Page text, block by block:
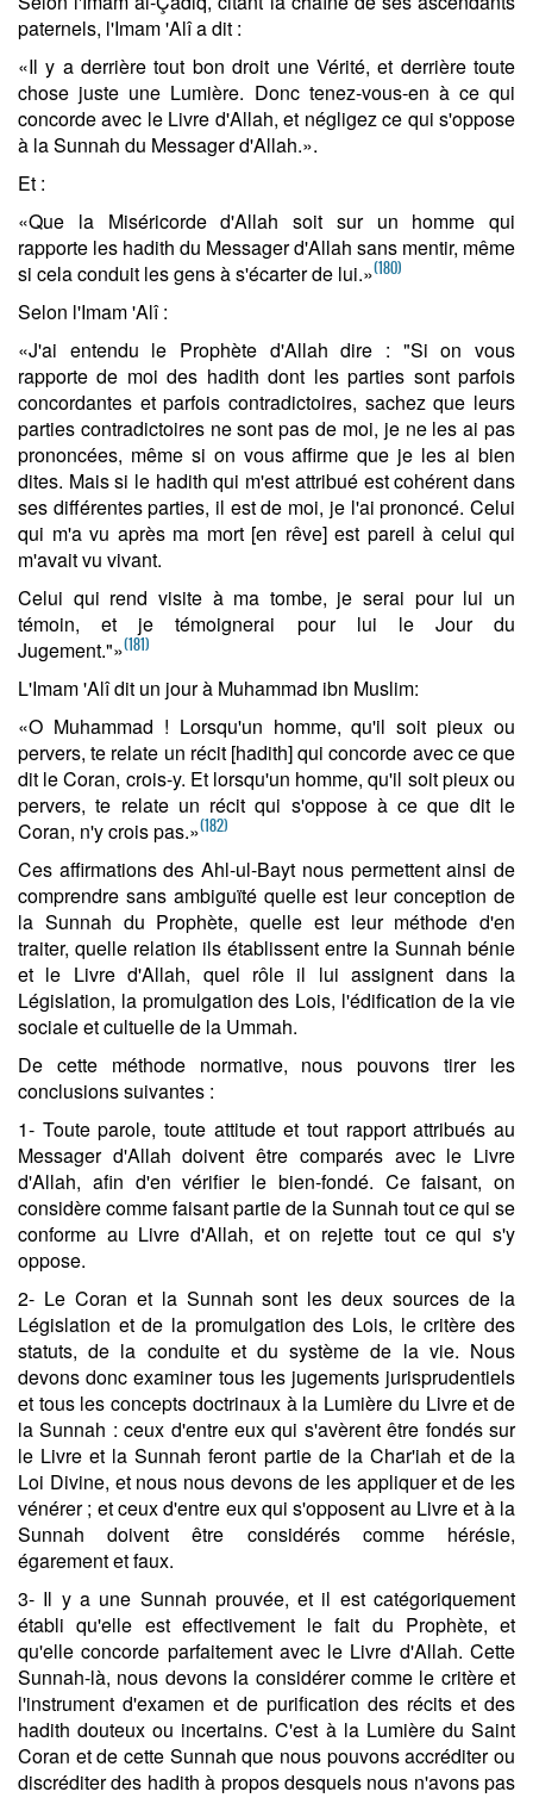
paternels, l'Imam 'Alî a dit :
«Il y a derrière tout bon droit une Vérité, et derrière toute
chose juste une Lumière. Donc tenez-vous-en à ce qui
concorde avec le Livre d'Allah, et négligez ce qui s'oppose
à la Sunnah du Messager d'Allah.».
Et :
«Que la Miséricorde d'Allah soit sur un homme qui
rapporte les hadith du Messager d'Allah sans mentir, même
si cela conduit les gens à s'écarter de lui.»(180)
Selon l'Imam 'Alî :
«J'ai entendu le Prophète d'Allah dire : "Si on vous
rapporte de moi des hadith dont les parties sont parfois
concordantes et parfois contradictoires, sachez que leurs
parties contradictoires ne sont pas de moi, je ne les ai pas
prononcées, même si on vous affirme que je les ai bien
dites. Mais si le hadith qui m'est attribué est cohérent dans
ses différentes parties, il est de moi, je l'ai prononcé. Celui
qui m'a vu après ma mort [en rêve] est pareil à celui qui
m'avait vu vivant.
Celui qui rend visite à ma tombe, je serai pour lui un
témoin, et je témoignerai pour lui le Jour du
Jugement."»(181)
L'Imam 'Alî dit un jour à Muhammad ibn Muslim:
«O Muhammad ! Lorsqu'un homme, qu'il soit pieux ou
pervers, te relate un récit [hadith] qui concorde avec ce que
dit le Coran, crois-y. Et lorsqu'un homme, qu'il soit pieux ou
pervers, te relate un récit qui s'oppose à ce que dit le
Coran, n'y crois pas.»(182)
Ces affirmations des Ahl-ul-Bayt nous permettent ainsi de
comprendre sans ambiguïté quelle est leur conception de
la Sunnah du Prophète, quelle est leur méthode d'en
traiter, quelle relation ils établissent entre la Sunnah bénie
et le Livre d'Allah, quel rôle il lui assignent dans la
Législation, la promulgation des Lois, l'édification de la vie
sociale et cultuelle de la Ummah.
De cette méthode normative, nous pouvons tirer les
conclusions suivantes :
1- Toute parole, toute attitude et tout rapport attribués au
Messager d'Allah doivent être comparés avec le Livre
d'Allah, afin d'en vérifier le bien-fondé. Ce faisant, on
considère comme faisant partie de la Sunnah tout ce qui se
conforme au Livre d'Allah, et on rejette tout ce qui s'y
oppose.
2- Le Coran et la Sunnah sont les deux sources de la
Législation et de la promulgation des Lois, le critère des
statuts, de la conduite et du système de la vie. Nous
devons donc examiner tous les jugements jurisprudentiels
et tous les concepts doctrinaux à la Lumière du Livre et de
la Sunnah : ceux d'entre eux qui s'avèrent être fondés sur
le Livre et la Sunnah feront partie de la Char'iah et de la
Loi Divine, et nous nous devons de les appliquer et de les
vénérer ; et ceux d'entre eux qui s'opposent au Livre et à la
Sunnah doivent être considérés comme hérésie,
égarement et faux.
3- Il y a une Sunnah prouvée, et il est catégoriquement
établi qu'elle est effectivement le fait du Prophète, et
qu'elle concorde parfaitement avec le Livre d'Allah. Cette
Sunnah-là, nous devons la considérer comme le critère et
l'instrument d'examen et de purification des récits et des
hadith douteux ou incertains. C'est à la Lumière du Saint
Coran et de cette Sunnah que nous pouvons accréditer ou
discréditer des hadith à propos desquels nous n'avons pas